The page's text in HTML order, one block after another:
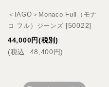
＜IAGO＞Monaco Full（モナ
コ フル）ジーンズ [50022]
44,000円(税別)
(税込 : 48,400円)